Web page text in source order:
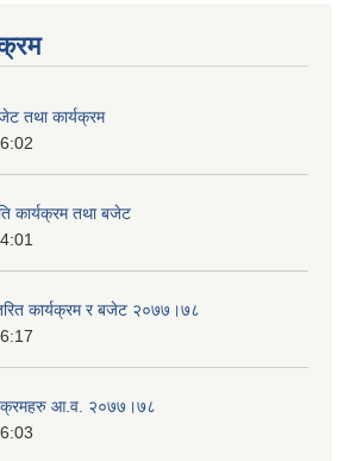
तथा कार्यक्रम
कार्यक्रम तथा बजेट
कार्यक्रम र बजेट २०७७।७८
आ.व. २०७७।७८